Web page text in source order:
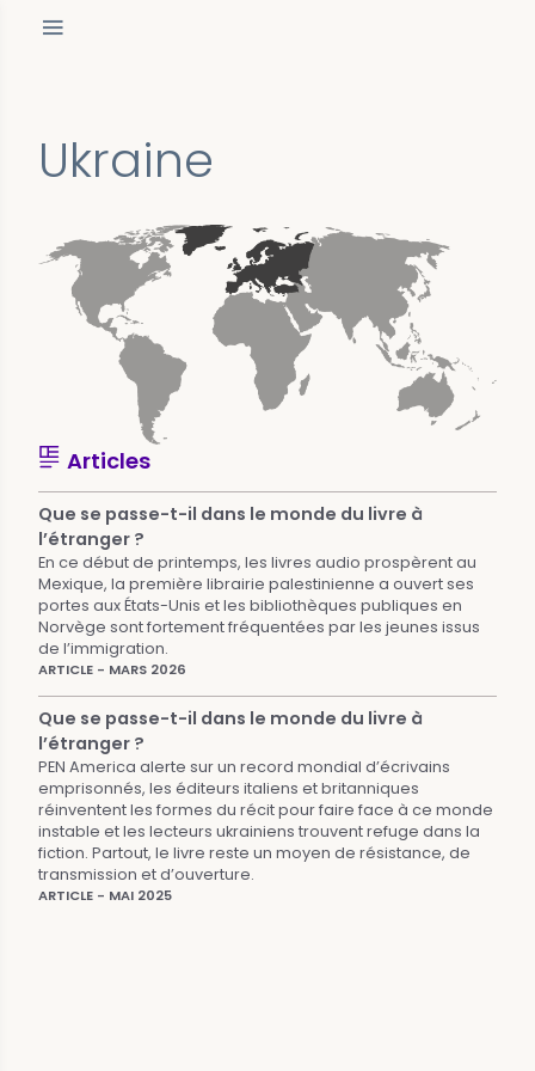
Ukraine
Articles
Que se passe-t-il dans le monde du livre à
l’étranger ?
En ce début de printemps, les livres audio prospèrent au
Mexique, la première librairie palestinienne a ouvert ses
portes aux États-Unis et les bibliothèques publiques en
Norvège sont fortement fréquentées par les jeunes issus
de l’immigration.
ARTICLE - MARS 2026
Que se passe-t-il dans le monde du livre à
l’étranger ?
PEN America alerte sur un record mondial d’écrivains
emprisonnés, les éditeurs italiens et britanniques
réinventent les formes du récit pour faire face à ce monde
instable et les lecteurs ukrainiens trouvent refuge dans la
fiction. Partout, le livre reste un moyen de résistance, de
transmission et d’ouverture.
ARTICLE - MAI 2025